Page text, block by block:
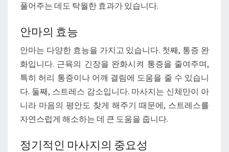
풀어주는 데도 탁월한 효과가 있습니다.
안마의 효능
안마는 다양한 효능을 가지고 있습니다. 첫째, 통증 완
화입니다. 근육의 긴장을 완화시켜 통증을 줄여주며,
특히 허리 통증이나 어깨 결림에 도움을 줄 수 있습니
다. 둘째, 스트레스 감소입니다. 마사지는 신체만이 아
니라 마음의 평안도 찾게 해주기 때문에, 스트레스를
자연스럽게 해소하는 데 큰 도움을 줍니다.
정기적인 마사지의 중요성